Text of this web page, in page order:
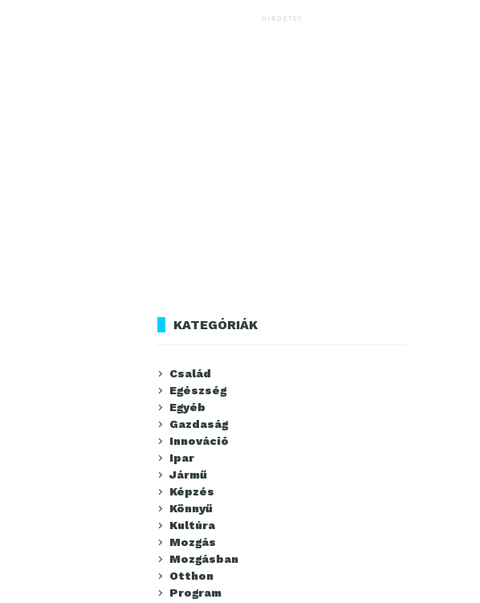
HIRDETÉS
KATEGÓRIÁK
Család
Egészség
Egyéb
Gazdaság
Innováció
Ipar
Jármű
Képzés
Könnyű
Kultúra
Mozgás
Mozgásban
Otthon
Program